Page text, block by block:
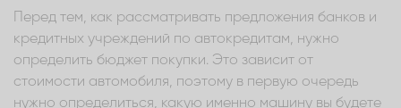
Перед тем, как рассматривать предложения банков и
кредитных учреждений по автокредитам, нужно
определить бюджет покупки. Это зависит от
стоимости автомобиля, поэтому в первую очередь
нужно определиться, какую именно машину вы будете